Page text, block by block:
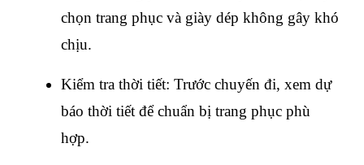
chọn trang phục và giày dép không gây khó
chịu.
Kiểm tra thời tiết: Trước chuyến đi, xem dự
báo thời tiết để chuẩn bị trang phục phù
hợp.